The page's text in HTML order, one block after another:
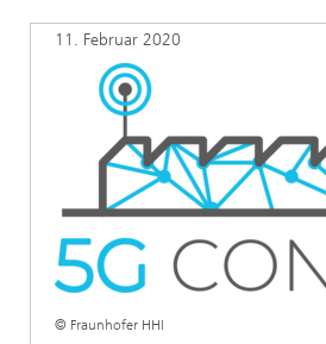
Kooperationen
Forschungsfabrik Mikroelektronik
Leistungszentrum Digitale Vernetzung
Geschichte des HHI
Biografie von Heinrich Hertz
Die wichtigsten Experimente von
90 Jahre HHI
Medizintechnik
Industrie
Quantentechnologien
2021
AUSZEICHNUNGEN
11. Februar 2020
© Fraunhofer HHI